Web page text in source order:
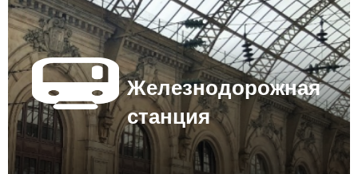
Железнодорожная
станция